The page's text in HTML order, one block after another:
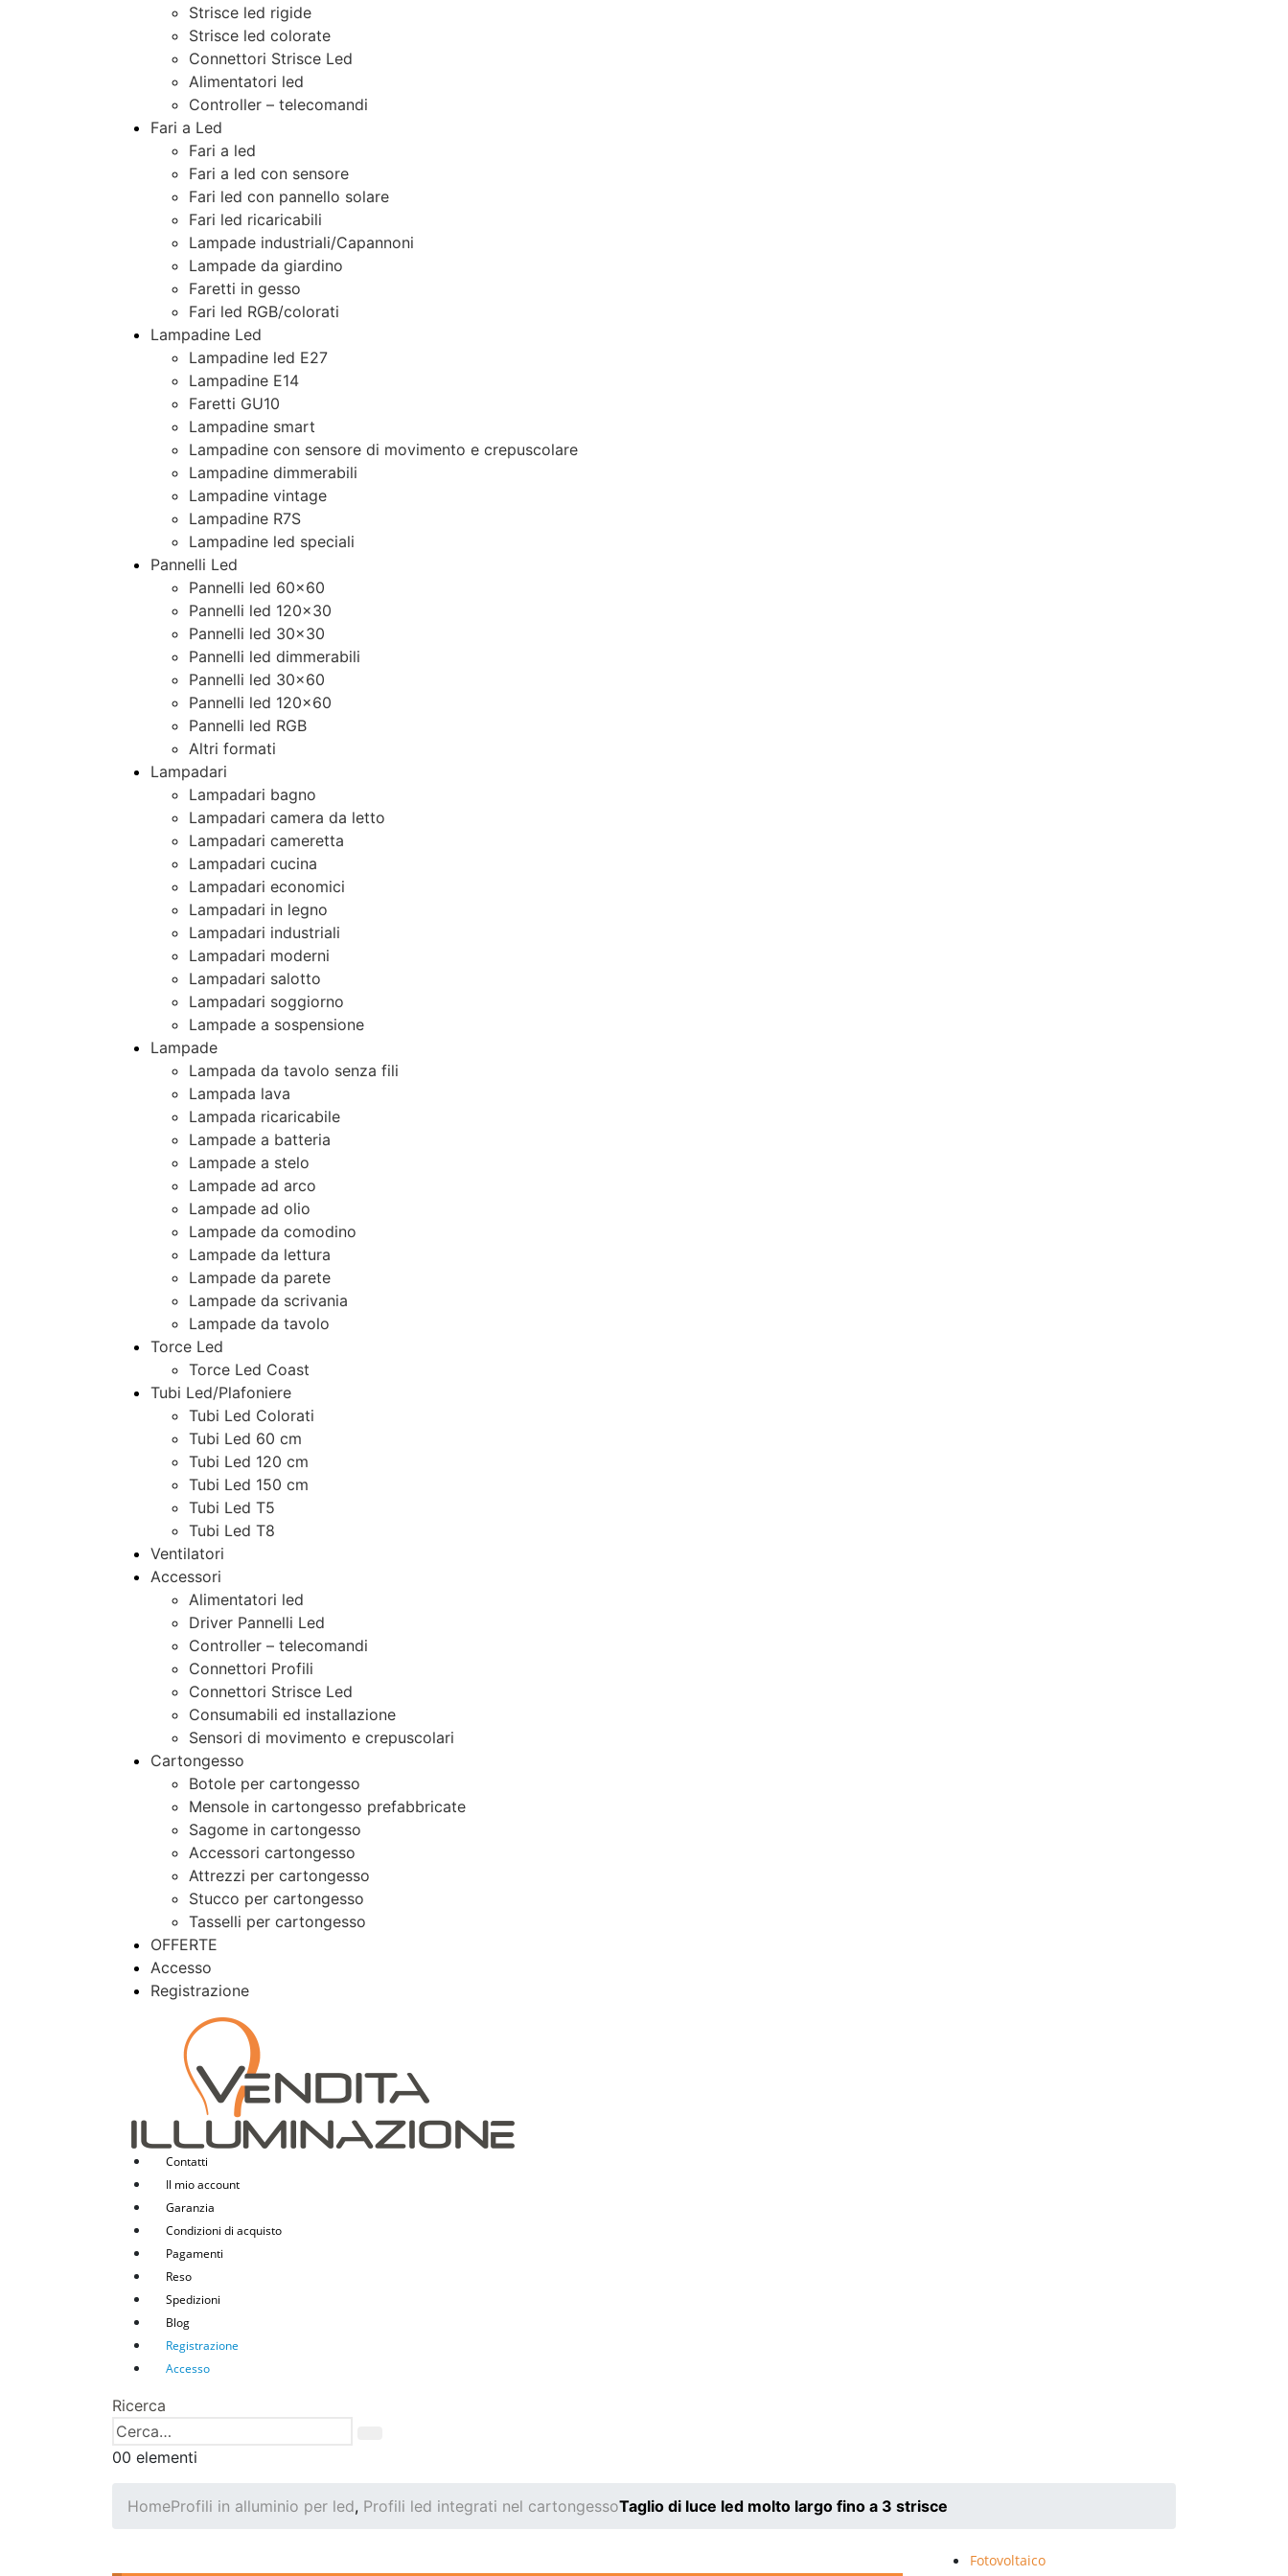
Strisce led rigide
Strisce led colorate
Connettori Strisce Led
Alimentatori led
Controller – telecomandi
Fari a Led
Fari a led
Fari a led con sensore
Fari led con pannello solare
Fari led ricaricabili
Lampade industriali/Capannoni
Lampade da giardino
Faretti in gesso
Fari led RGB/colorati
Lampadine Led
Lampadine led E27
Lampadine E14
Faretti GU10
Lampadine smart
Lampadine con sensore di movimento e crepuscolare
Lampadine dimmerabili
Lampadine vintage
Lampadine R7S
Lampadine led speciali
Pannelli Led
Pannelli led 60×60
Pannelli led 120×30
Pannelli led 30×30
Pannelli led dimmerabili
Pannelli led 30×60
Pannelli led 120×60
Pannelli led RGB
Altri formati
Lampadari
Lampadari bagno
Lampadari camera da letto
Lampadari cameretta
Lampadari cucina
Lampadari economici
Lampadari in legno
Lampadari industriali
Lampadari moderni
Lampadari salotto
Lampadari soggiorno
Lampade a sospensione
Lampade
Lampada da tavolo senza fili
Lampada lava
Lampada ricaricabile
Lampade a batteria
Lampade a stelo
Lampade ad arco
Lampade ad olio
Lampade da comodino
Lampade da lettura
Lampade da parete
Lampade da scrivania
Lampade da tavolo
Torce Led
Torce Led Coast
Tubi Led/Plafoniere
Tubi Led Colorati
Tubi Led 60 cm
Tubi Led 120 cm
Tubi Led 150 cm
Tubi Led T5
Tubi Led T8
Ventilatori
Accessori
Alimentatori led
Driver Pannelli Led
Controller – telecomandi
Connettori Profili
Connettori Strisce Led
Consumabili ed installazione
Sensori di movimento e crepuscolari
Cartongesso
Botole per cartongesso
Mensole in cartongesso prefabbricate
Sagome in cartongesso
Accessori cartongesso
Attrezzi per cartongesso
Stucco per cartongesso
Tasselli per cartongesso
OFFERTE
Accesso
Registrazione
Contatti
Il mio account
Garanzia
Condizioni di acquisto
Pagamenti
Reso
Spedizioni
Blog
Registrazione
Accesso
Ricerca
00 elementi
HomeProfili in alluminio per led, Profili led integrati nel cartongessoTaglio di luce led molto largo fino a 3 strisce
Fotovoltaico